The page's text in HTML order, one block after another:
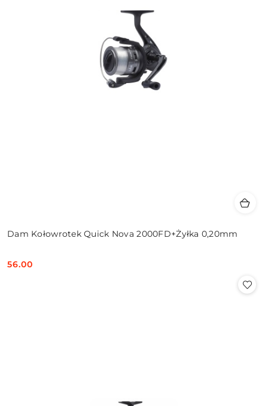
Dam Kołowrotek Quick Nova 2000FD+Żyłka 0,20mm
Cena:
56.00